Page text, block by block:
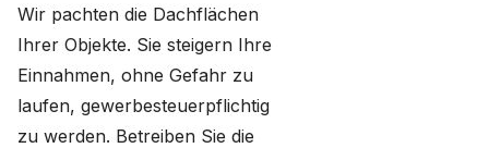
Wir pachten die Dachflächen
Ihrer Objekte. Sie steigern Ihre
Einnahmen, ohne Gefahr zu
laufen, gewerbesteuerpflichtig
zu werden. Betreiben Sie die